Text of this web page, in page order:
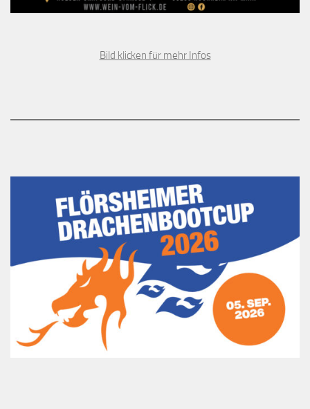
Bild klicken für mehr Infos